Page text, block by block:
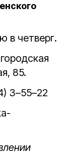
в четверг.
85.
3–55–22